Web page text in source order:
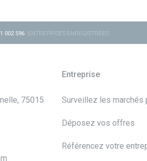
1 002 596 ENTREPRISES ENREGISTRÉES
75015
Entreprise
Surveillez les marchés
Déposez vos offres
Référencez votre